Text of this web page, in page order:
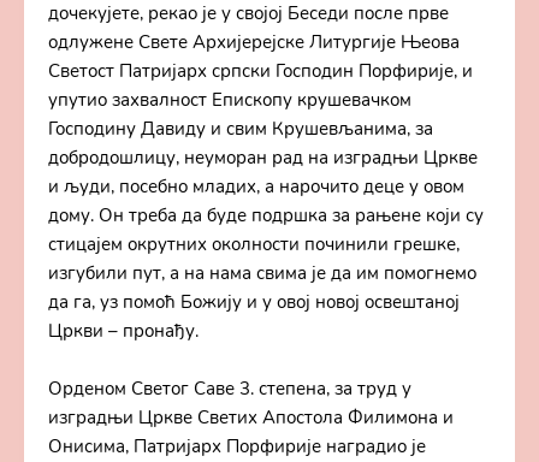
дочекујете, рекао је у својој Беседи после прве
одлужене Свете Архијерејске Литургије Њеова
Светост Патријарх српски Господин Порфирије, и
упутио захвалност Епископу крушевачком
Господину Давиду и свим Крушевљанима, за
добродошлицу, неуморан рад на изградњи Цркве
и људи, посебно младих, а нарочито деце у овом
дому. Он треба да буде подршка за рањене који су
стицајем окрутних околности починили грешке,
изгубили пут, а на нама свима је да им помогнемо
да га, уз помоћ Божију и у овој новој освештаној
Цркви – пронађу.
Орденом Светог Саве 3. степена, за труд у
изградњи Цркве Светих Апостола Филимона и
Онисима, Патријарх Порфирије наградио је